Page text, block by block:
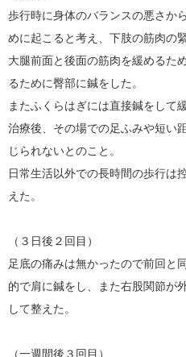
歩行時に身体のバランスの悪さか
めに起こると考え、下肢の筋肉の
大腿前面と後面の筋肉を緩めるた
るために臀部に鍼をした。
またふくらはぎには直接鍼をして緩
治療後、その場での足ふみや短い
じられないとのこと。
日常生活以外での長時間の歩行は
えた。
（３日後２回目）
足底の痛みは無かったので前回と
的で肩に鍼をし、また右股関節が
して整えた。
（一週間後３回目）